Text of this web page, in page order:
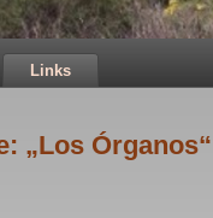
Links
„Los Órganos“